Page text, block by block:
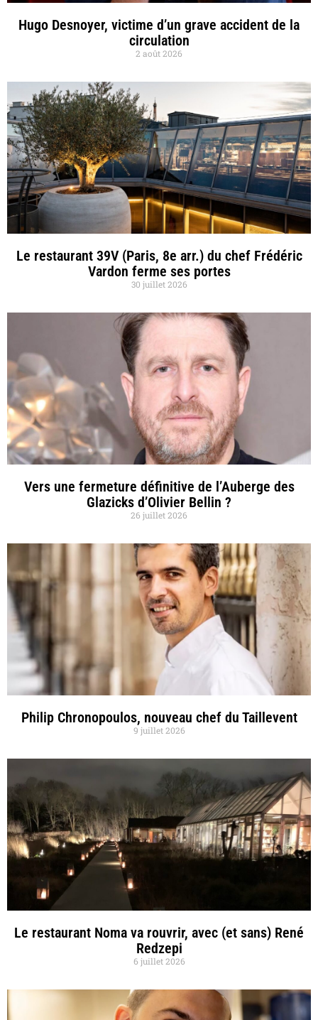
Hugo Desnoyer, victime d’un grave accident de la
circulation
2 août 2026
Le restaurant 39V (Paris, 8e arr.) du chef Frédéric
Vardon ferme ses portes
30 juillet 2026
Vers une fermeture définitive de l’Auberge des
Glazicks d’Olivier Bellin ?
26 juillet 2026
Philip Chronopoulos, nouveau chef du Taillevent
9 juillet 2026
Le restaurant Noma va rouvrir, avec (et sans) René
Redzepi
6 juillet 2026